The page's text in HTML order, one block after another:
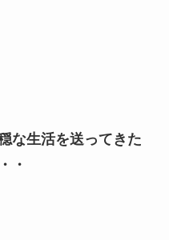
な生活を送ってきた
・